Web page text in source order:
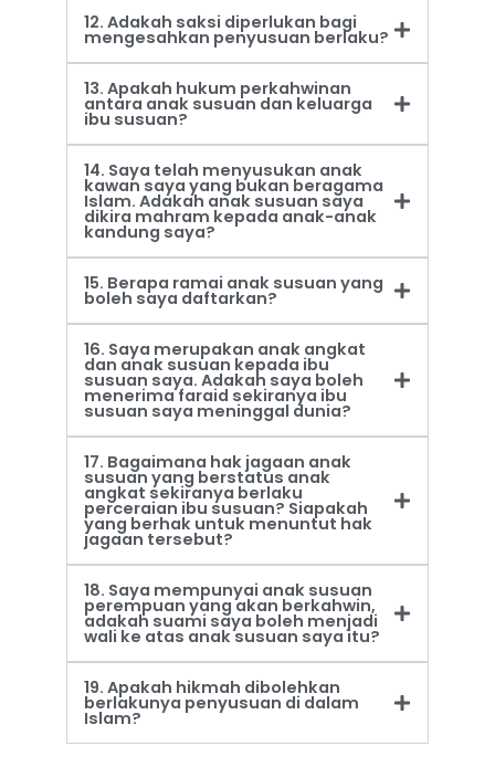
12. Adakah saksi diperlukan bagi
mengesahkan penyusuan berlaku?
13. Apakah hukum perkahwinan
antara anak susuan dan keluarga
ibu susuan?
14. Saya telah menyusukan anak
kawan saya yang bukan beragama
Islam. Adakah anak susuan saya
dikira mahram kepada anak-anak
kandung saya?
15. Berapa ramai anak susuan yang
boleh saya daftarkan?
16. Saya merupakan anak angkat
dan anak susuan kepada ibu
susuan saya. Adakah saya boleh
menerima faraid sekiranya ibu
susuan saya meninggal dunia?
17. Bagaimana hak jagaan anak
susuan yang berstatus anak
angkat sekiranya berlaku
perceraian ibu susuan? Siapakah
yang berhak untuk menuntut hak
jagaan tersebut?
18. Saya mempunyai anak susuan
perempuan yang akan berkahwin,
adakah suami saya boleh menjadi
wali ke atas anak susuan saya itu?
19. Apakah hikmah dibolehkan
berlakunya penyusuan di dalam
Islam?